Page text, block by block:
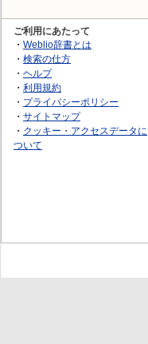
ご利用にあたって
・ Weblio辞書とは
・ 検索の仕方
・ ヘルプ
・ 利用規約
・ プライバシーポリシー
・ サイトマップ
・ クッキー・アクセスデータに
ついて